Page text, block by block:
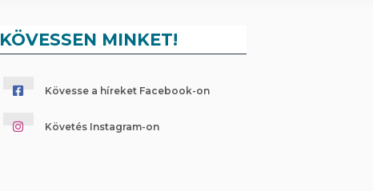
KÖVESSEN MINKET!
Kövesse a híreket Facebook-on
Követés Instagram-on